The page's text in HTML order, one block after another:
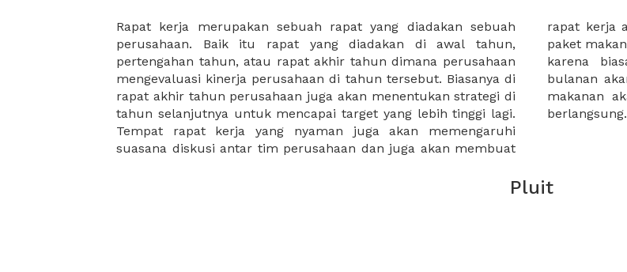
Rapat kerja merupakan sebuah rapat yang diadakan sebuah
perusahaan. Baik itu rapat yang diadakan di awal tahun,
pertengahan tahun, atau rapat akhir tahun dimana perusahaan
mengevaluasi kinerja perusahaan di tahun tersebut. Biasanya di
rapat akhir tahun perusahaan juga akan menentukan strategi di
tahun selanjutnya untuk mencapai target yang lebih tinggi lagi.
Tempat rapat kerja yang nyaman juga akan memengaruhi
suasana diskusi antar tim perusahaan dan juga akan membuat
rapat kerja akan semakin produktif. Selain itu tambahkan juga
paket makanan yang lezat dan bergizi untuk peserta rapat kerja,
karena biasanya rapat kerja tahunan maupun rapat kerja
bulanan akan memakan waktu yang cukup panjang. Sehingga
makanan akan menjadi teman yang baik selama rapat kerja
berlangsung.
Pluit